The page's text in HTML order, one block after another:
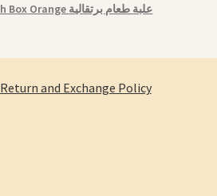
Lunch Box Orange علبة طعام برتقالية
Return and Exchange Policy